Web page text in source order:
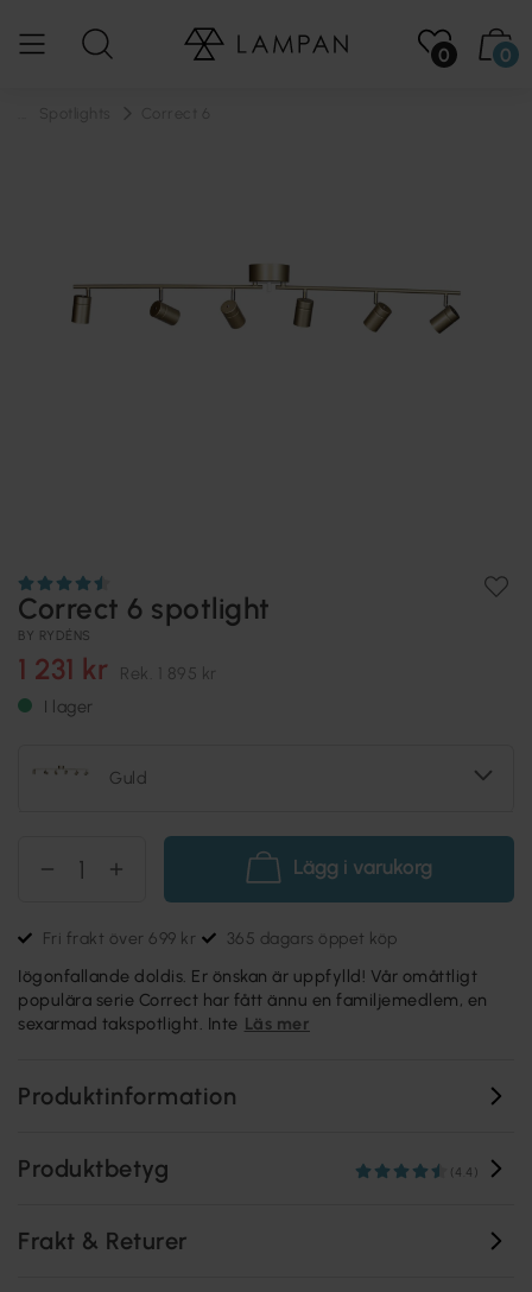
0 0
Correct 6 spotlight
BY RYDÉNS
1 231 kr Rek. 1 895 kr
I lager
Guld
Lägg i varukorg
Fri frakt över 699 kr 365 dagars öppet köp
Iögonfallande doldis. Er önskan är uppfylld! Vår omåttligt
populära serie Correct har fått ännu en familjemedlem, en
sexarmad takspotlight. Inte Läs mer
Produktinformation
Produktbetyg (4.4)
Frakt & Returer